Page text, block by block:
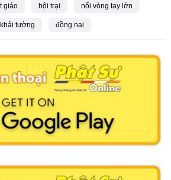
giáo hội trại nối vòng tay lớn
tường đồng nai